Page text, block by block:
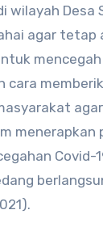
wilayah Desa
agar tetap
cara
menerapkan
Covid-